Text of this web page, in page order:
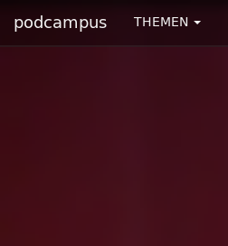
podcampus THEMEN